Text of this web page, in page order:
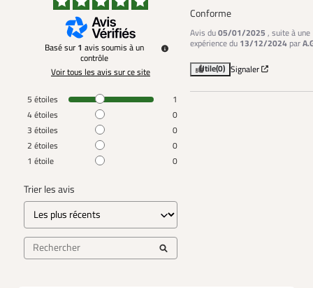
Basé sur 1 avis soumis à un
contrôle
Voir tous les avis sur ce site
5 étoiles
1
4étoiles
0
3 étoiles
0
2 étoiles
0
1 étoile 0
Trier les avis
Conforme
Avis du05/01/2025 , suite à une
expérience du 13/12/2024 par
Utile(0) Signaler